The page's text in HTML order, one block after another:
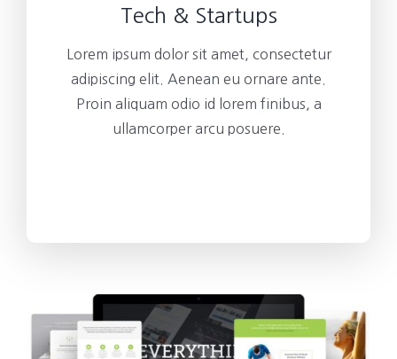
Tech & Startups
Lorem ipsum dolor sit amet, consectetur
adipiscing elit. Aenean eu ornare ante.
Proin aliquam odio id lorem finibus, a
ullamcorper arcu posuere.